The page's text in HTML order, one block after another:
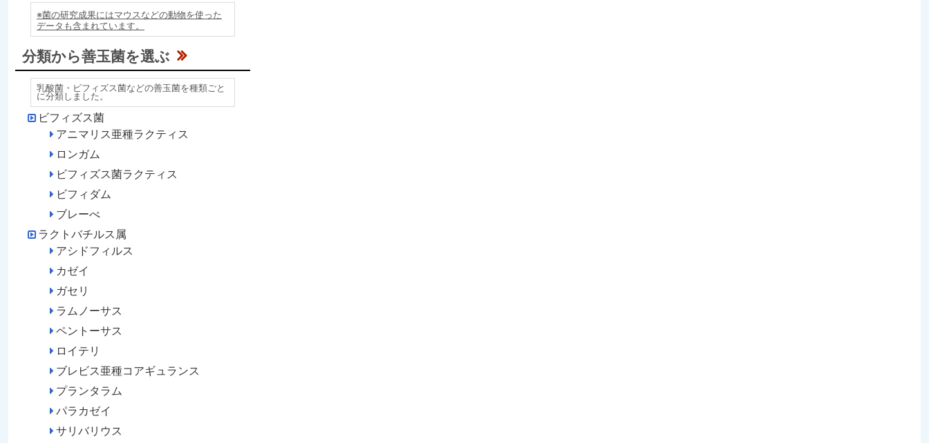
※菌の研究成果にはマウスなどの動物を使った
データも含まれています。
分類から善玉菌を選ぶ
乳酸菌・ビフィズス菌などの善玉菌を種類ごと
に分類しました。
ビフィズス菌
アニマリス亜種ラクティス
ロンガム
ビフィズス菌ラクティス
ビフィダム
ブレーべ
ラクトバチルス属
アシドフィルス
カゼイ
ガセリ
ラムノーサス
ペントーサス
ロイテリ
ブレビス亜種コアギュランス
プランタラム
パラカゼイ
サリバリウス